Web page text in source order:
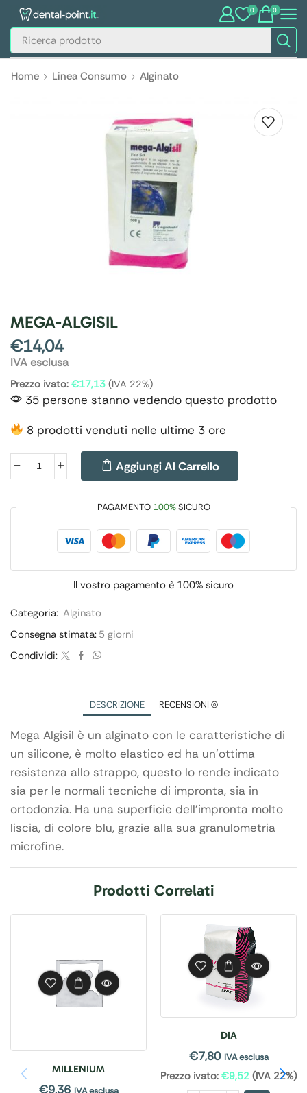
0 0
Home Linea Consumo Alginato
MEGA-ALGISIL
€14,04
IVA esclusa
Prezzo ivato: €17,13 (IVA 22%)
35 persone stanno vedendo questo prodotto
8 prodotti venduti nelle ultime 3 ore
Aggiungi Al Carrello
PAGAMENTO 100%SICURO
Il vostro pagamento è 100% sicuro
Categoria: Alginato
Consegna stimata: 5 giorni
Condividi:
DESCRIZIONE RECENSIONI (0)
Mega Algisil è un alginato con le caratteristiche di
un silicone, è molto elastico ed ha un’ottima
resistenza allo strappo, questo lo rende indicato
sia per le normali tecniche di impronta, sia in
ortodonzia. Ha una superficie dell’impronta molto
liscia, di colore blu, grazie alla sua granulometria
microfine.
Prodotti Correlati
MILLENIUM
€9,36
DIA
€7,80 IVA esclusa
Prezzo ivato: €9,52 (IVA 22%)